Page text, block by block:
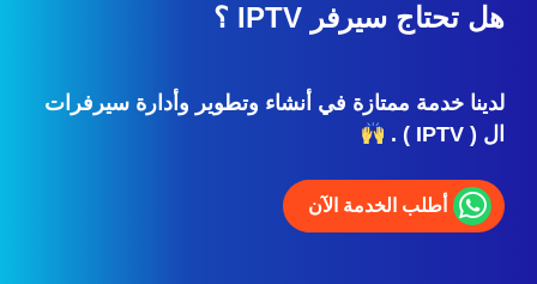
هل تحتاج سيرفر IPTV ؟
لدينا خدمة ممتازة في أنشاء وتطوير وأدارة سيرفرات
ال ( IPTV ) .
أطلب الخدمة الآن